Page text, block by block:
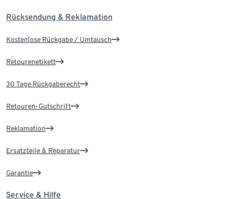
Rücksendung & Reklamation
Kostenlose Rückgabe / Umtausch
Retourenetikett
30 Tage Rückgaberecht
Retouren-Gutschrift
Reklamation
Ersatzteile & Reparatur
Garantie
Service & Hilfe